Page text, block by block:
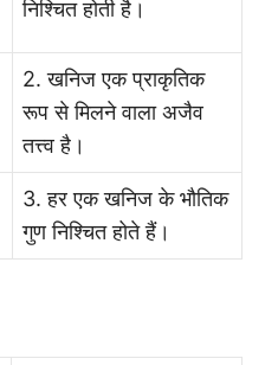
निश्चित होती है।
2. खनिज एक प्राकृतिक
रूप से मिलने वाला अजैव
तत्त्व है।
3. हर एक खनिज के भौतिक
गुण निश्चित होते हैं।